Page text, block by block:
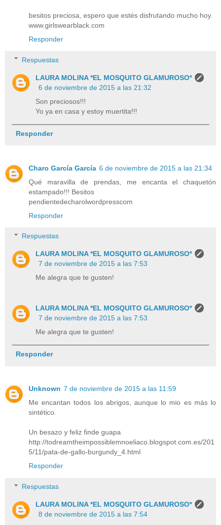
besitos preciosa, espero que estés disfrutando mucho hoy.
www.girlswearblack.com
Responder
Respuestas
LAURA MOLINA *EL MOSQUITO GLAMUROSO*
6 de noviembre de 2015 a las 21:32
Son preciosos!!!
Yo ya en casa y estoy muertita!!!
Responder
Charo García García 6 de noviembre de 2015 a las 21:34
Qué maravilla de prendas, me encanta el chaquetón
estampado!!! Besitos
pendientedecharolwordpresscom
Responder
Respuestas
LAURA MOLINA *EL MOSQUITO GLAMUROSO*
7 de noviembre de 2015 a las 7:53
Me alegra que te gusten!
LAURA MOLINA *EL MOSQUITO GLAMUROSO*
7 de noviembre de 2015 a las 7:53
Me alegra que te gusten!
Responder
Unknown 7 de noviembre de 2015 a las 11:59
Me encantan todos los abrigos, aunque lo mio es más lo
sintético.
Un besazo y feliz finde guapa
http://todreamtheimpossiblemnoeliaco.blogspot.com.es/201
5/11/pata-de-gallo-burgundy_4.html
Responder
Respuestas
LAURA MOLINA *EL MOSQUITO GLAMUROSO*
8 de noviembre de 2015 a las 7:54